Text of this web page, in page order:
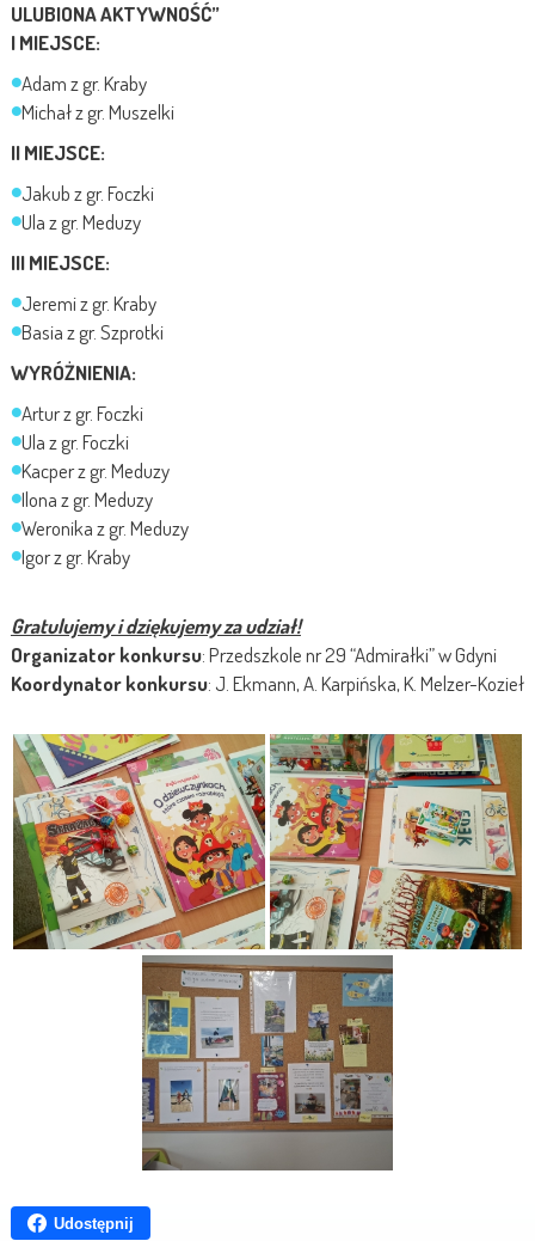
ULUBIONA AKTYWNOŚĆ”
I MIEJSCE:
Adam z gr. Kraby
Michał z gr. Muszelki
II MIEJSCE:
Jakub z gr. Foczki
Ula z gr. Meduzy
III MIEJSCE:
Jeremi z gr. Kraby
Basia z gr. Szprotki
WYRÓŻNIENIA:
Artur z gr. Foczki
Ula z gr. Foczki
Kacper z gr. Meduzy
Ilona z gr. Meduzy
Weronika z gr. Meduzy
Igor z gr. Kraby
Gratulujemy i dziękujemy za udział!
Organizator konkursu: Przedszkole nr 29 “Admirałki” w Gdyni
Koordynator konkursu: J. Ekmann, A. Karpińska, K. Melzer-Kozieł
Udostępnij